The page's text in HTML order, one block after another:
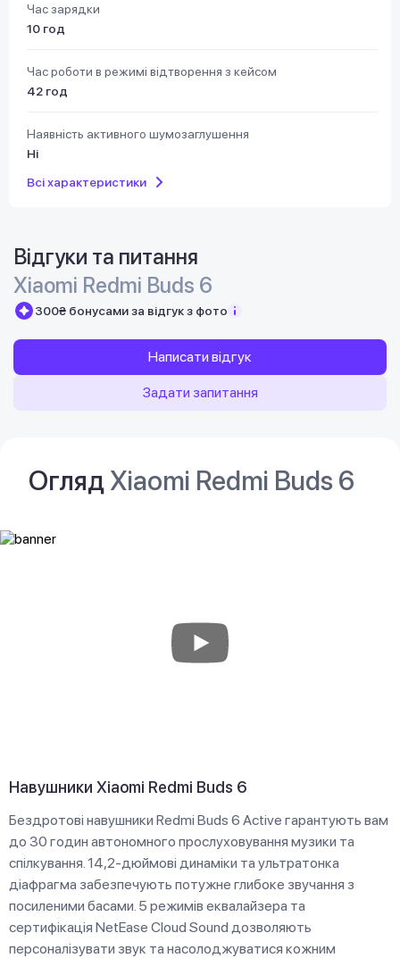
Час зарядки
10 год
Час роботи в режимі відтворення з кейсом
42 год
Наявність активного шумозаглушення
Ні
Всі характеристики
Відгуки та питання
Xiaomi Redmi Buds 6
300₴ бонусами за відгук з фото
Написати відгук
Задати запитання
ОглядXiaomi Redmi Buds 6
Навушники Xiaomi Redmi Buds 6
Бездротові навушники Redmi Buds 6 Active гарантують вам
до 30 годин автономного прослуховування музики та
спілкування. 14,2-дюймові динаміки та ультратонка
діафрагма забезпечують потужне глибоке звучання з
посиленими басами. 5 режимів еквалайзера та
сертифікація NetEase Cloud Sound дозволяють
персоналізувати звук та насолоджуватися кожним